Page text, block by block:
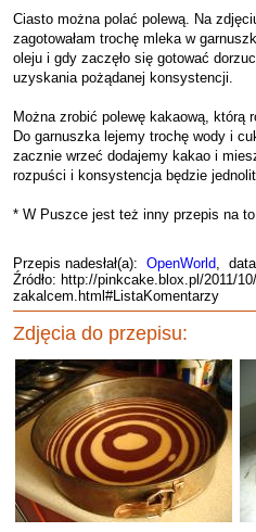
Ciasto można polać polewą. Na
zagotowałam trochę mleka w
oleju i gdy zaczęło się gotować
uzyskania pożądanej konsystencji.
Można zrobić polewę kakaową, którą
Do garnuszka lejemy trochę wody i
zacznie wrzeć dodajemy kakao i
rozpuści i konsystencja będzie
* W Puszce jest też inny przepis na
Przepis nadesłał(a): OpenWorld, data
Źródło: http://pinkcake.blox.pl/2011/
zakalcem.html#ListaKomentarzy
Zdjęcia do przepisu: